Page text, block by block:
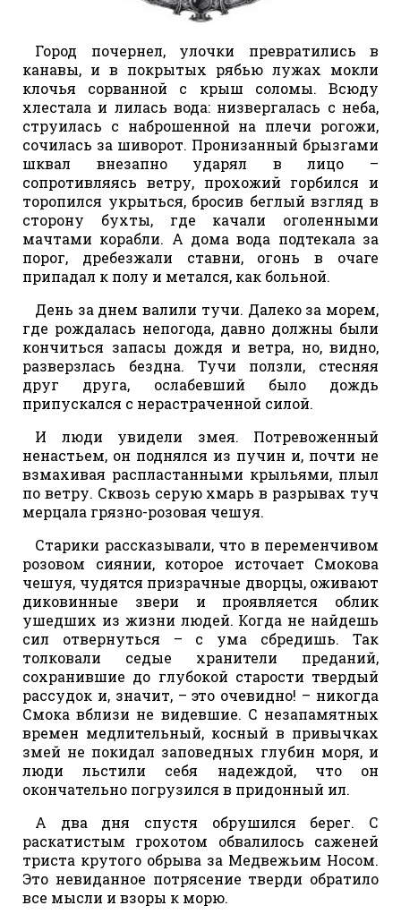
Город почернел, улочки превратились в
канавы, и в покрытых рябью лужах мокли
клочья сорванной с крыш соломы. Всюду
хлестала и лилась вода: низвергалась с неба,
струилась с наброшенной на плечи рогожи,
сочилась за шиворот. Пронизанный брызгами
шквал внезапно ударял в лицо –
сопротивляясь ветру, прохожий горбился и
торопился укрыться, бросив беглый взгляд в
сторону бухты, где качали оголенными
мачтами корабли. А дома вода подтекала за
порог, дребезжали ставни, огонь в очаге
припадал к полу и метался, как больной.
День за днем валили тучи. Далеко за морем,
где рождалась непогода, давно должны были
кончиться запасы дождя и ветра, но, видно,
разверзлась бездна. Тучи ползли, стесняя
друг друга, ослабевший было дождь
припускался с нерастраченной силой.
И люди увидели змея. Потревоженный
ненастьем, он поднялся из пучин и, почти не
взмахивая распластанными крыльями, плыл
по ветру. Сквозь серую хмарь в разрывах туч
мерцала грязно-розовая чешуя.
Старики рассказывали, что в переменчивом
розовом сиянии, которое источает Смокова
чешуя, чудятся призрачные дворцы, оживают
диковинные звери и проявляется облик
ушедших из жизни людей. Когда не найдешь
сил отвернуться – с ума сбредишь. Так
толковали седые хранители преданий,
сохранившие до глубокой старости твердый
рассудок и, значит, – это очевидно! – никогда
Смока вблизи не видевшие. С незапамятных
времен медлительный, косный в привычках
змей не покидал заповедных глубин моря, и
люди льстили себя надеждой, что он
окончательно погрузился в придонный ил.
А два дня спустя обрушился берег. С
раскатистым грохотом обвалилось саженей
триста крутого обрыва за Медвежьим Носом.
Это невиданное потрясение тверди обратило
все мысли и взоры к морю.